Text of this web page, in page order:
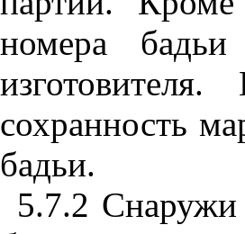
номера
сохранность
бадьи.
5.7.2 Снаружи